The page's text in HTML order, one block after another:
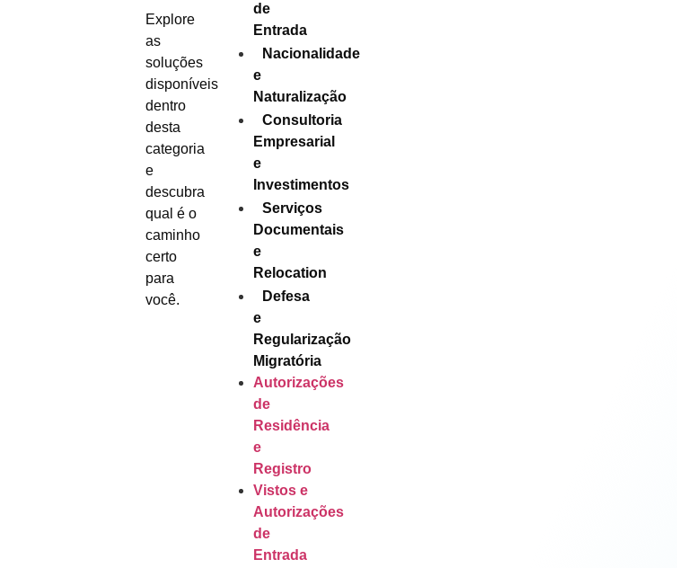
Explore
as
soluções
disponíveis
dentro
desta
categoria
e
descubra
qual é o
caminho
certo
para
você.
de
Entrada
Nacionalidade
e
Naturalização
Consultoria
Empresarial
e
Investimentos
Serviços
Documentais
e
Relocation
Defesa
e
Regularização
Migratória
Autorizações
de
Residência
e
Registro
Vistos e
Autorizações
de
Entrada